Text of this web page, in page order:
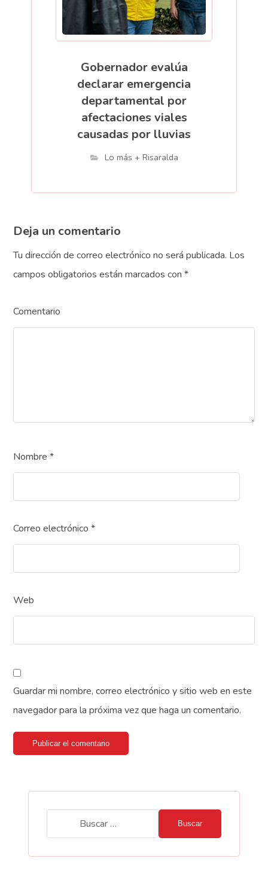
Gobernador evalúa
declarar emergencia
departamental por
afectaciones viales
causadas por lluvias
Lo más + Risaralda
Deja un comentario
Tu dirección de correo electrónico no será publicada. Los
campos obligatorios están marcados con*
Comentario
Nombre*
Correo electrónico*
Web
Guardar mi nombre, correo electrónico y sitio web en este
navegador para la próxima vez que haga un comentario.
Publicar el comentario
Buscar